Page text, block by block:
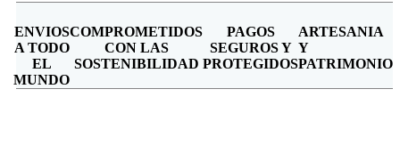
ENVIOS
A TODO
EL
MUNDO
COMPROMETIDOS
CON LAS
SOSTENIBILIDAD
PAGOS
SEGUROS Y
PROTEGIDOS
ARTESANIA
Y
PATRIMONIO